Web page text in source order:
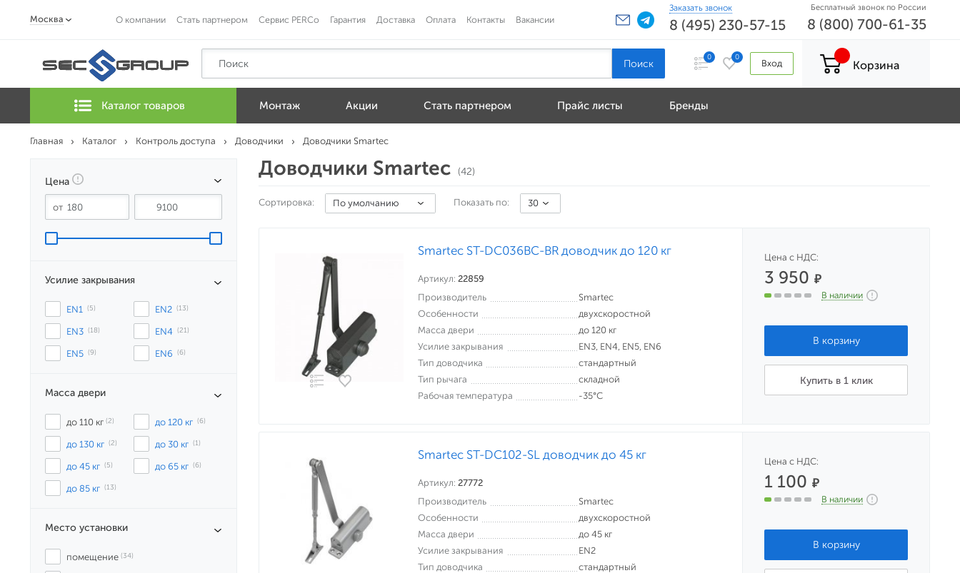
Москва О компании Стать партнером Сервис PERCo Гарантия Доставка Оплата Контакты Вакансии
Заказать звонок
8 (495) 230-57-15
Бесплатный звонок по России
8 (800) 700-61-35
0 0
Вход Корзина
Каталог товаров Монтаж Акции Стать партнером Прайс листы Бренды
Главная Каталог Контроль доступа Доводчики Доводчики Smartec
Цена
Усилие закрывания
EN1 (5) EN2 (13)
EN3 (18) EN4 (21)
EN5 (9) EN6 (6)
Масса двери
до 110 кг (2) до 120 кг (6)
до 130 кг (2) до 30 кг (1)
до 45 кг (5) до 65 кг (6)
до 85 кг (13)
Место установки
помещение (34)
Доводчики Smartec (42)
Сортировка: По умолчанию Показать по: 30
Smartec ST-DC036BC-BR доводчик до 120 кг
Артикул: 22859
Производитель
Smartec
Особенности
двухскоростной
Масса двери
до 120 кг
Усилие закрывания
EN3, EN4, EN5, EN6
Тип доводчика
стандартный
Тип рычага
складной
Рабочая температура
-35°С
Цена с НДС:
3 950₽
В наличии
Купить в 1 клик
Smartec ST-DC102-SL доводчик до 45 кг
Артикул: 27772
Производитель
Smartec
Особенности
двухскоростной
Масса двери
до 45 кг
Усилие закрывания
EN2
Тип доводчика
стандартный
Цена с НДС:
1 100₽
В наличии